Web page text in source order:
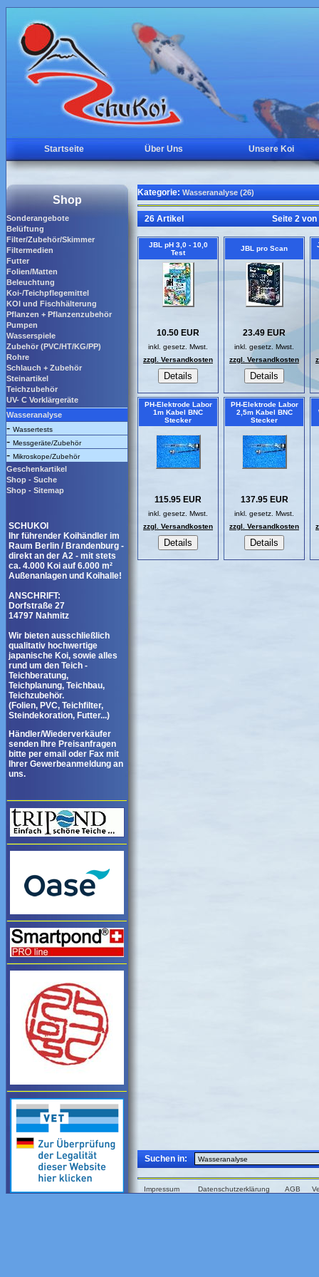
Startseite Über Uns Unsere Koi
Shop
Sonderangebote
Belüftung
Filter/Zubehör/Skimmer
Filtermedien
Futter
Folien/Matten
Beleuchtung
Koi-/Teichpflegemittel
KOI und Fischhälterung
Pflanzen + Pflanzenzubehör
Pumpen
Wasserspiele
Zubehör (PVC/HT/KG/PP)
Rohre
Schlauch + Zubehör
Steinartikel
Teichzubehör
UV- C Vorklärgeräte
Wasseranalyse
- Wassertests
- Messgeräte/Zubehör
- Mikroskope/Zubehör
Geschenkartikel
Shop - Suche
Shop - Sitemap
SCHUKOI
Ihr führender Koihändler im
Raum Berlin / Brandenburg -
direkt an der A2 - mit stets
ca. 4.000 Koi auf 6.000 m²
Außenanlagen und Koihalle!
ANSCHRIFT:
Dorfstraße 27
14797 Nahmitz
Wir bieten ausschließlich
qualitativ hochwertige
japanische Koi, sowie alles
rund um den Teich -
Teichberatung,
Teichplanung, Teichbau,
Teichzubehör.
(Folien, PVC, Teichfilter,
Steindekoration, Futter...)
Händler/Wiederverkäufer
senden Ihre Preisanfragen
bitte per email oder Fax mit
Ihrer Gewerbeanmeldung an
uns.
Kategorie: Wasseranalyse (26)
26 Artikel Seite 2 von
JBL pH 3,0 - 10,0
Test
10.50 EUR
inkl. gesetz. Mwst.
zzgl. Versandkosten
JBL pro Scan
23.49 EUR
inkl. gesetz. Mwst.
zzgl. Versandkosten
PH-Elektrode Labor
1m Kabel BNC
Stecker
115.95 EUR
inkl. gesetz. Mwst.
zzgl. Versandkosten
PH-Elektrode Labor
2,5m Kabel BNC
Stecker
137.95 EUR
inkl. gesetz. Mwst.
zzgl. Versandkosten
Suchen in:
Impressum Datenschutzerklärung AGB